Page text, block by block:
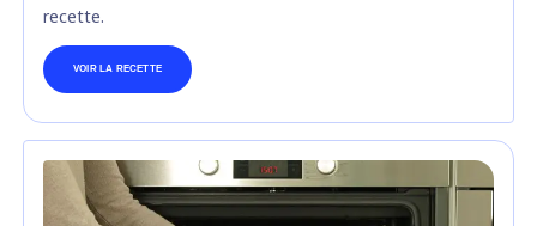
recette.
VOIR LA RECETTE